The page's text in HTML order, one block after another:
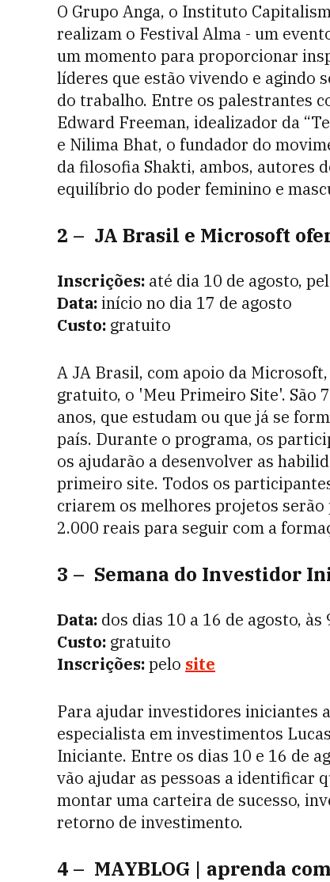
O Grupo Anga, o Instituto
realizam o Festival Alma - um
um momento para proporcionar
líderes que estão vivendo e agindo
do trabalho. Entre os palestrantes
Edward Freeman, idealizador da
e Nilima Bhat, o fundador do
da filosofia Shakti, ambos, autores
equilíbrio do poder feminino e
2 – JA Brasil e Microsoft
Inscrições: até dia 10 de agosto,
Data:início no dia 17 de agosto
Custo: gratuito
A JA Brasil, com apoio da
gratuito, o 'Meu Primeiro Site'. São
anos, que estudam ou que já se
país. Durante o programa, os
os ajudarão a desenvolver as
primeiro site. Todos os
criarem os melhores projetos
2.000 reais para seguir com a
3 – Semana do Investidor
Data: dos dias 10 a 16 de agosto, às
Custo: gratuito
Inscrições:pelo site
Para ajudar investidores iniciantes
especialista em investimentos
Iniciante. Entre os dias 10 e 16 de
vão ajudar as pessoas a identificar
montar uma carteira de sucesso,
retorno de investimento.
4 – MAYBLOG | aprenda